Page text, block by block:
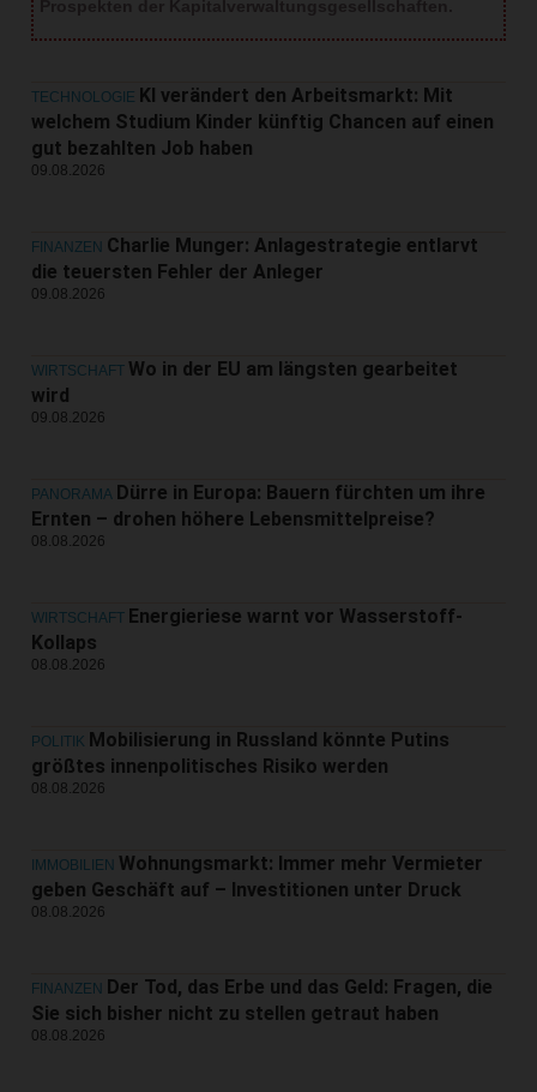
TECHNOLOGIE KI verändert den Arbeitsmarkt: Mit
welchem Studium Kinder künftig Chancen auf einen
gut bezahlten Job haben
09.08.2026
FINANZEN Charlie Munger: Anlagestrategie entlarvt
die teuersten Fehler der Anleger
09.08.2026
WIRTSCHAFT Wo in der EU am längsten gearbeitet
wird
09.08.2026
PANORAMA Dürre in Europa: Bauern fürchten um ihre
Ernten – drohen höhere Lebensmittelpreise?
08.08.2026
WIRTSCHAFT Energieriese warnt vor Wasserstoff-
Kollaps
08.08.2026
POLITIK Mobilisierung in Russland könnte Putins
größtes innenpolitisches Risiko werden
08.08.2026
IMMOBILIEN Wohnungsmarkt: Immer mehr Vermieter
geben Geschäft auf – Investitionen unter Druck
08.08.2026
FINANZEN
Der Tod, das Erbe und das Geld: Fragen, die
Sie sich bisher nicht zu stellen getraut haben
08.08.2026